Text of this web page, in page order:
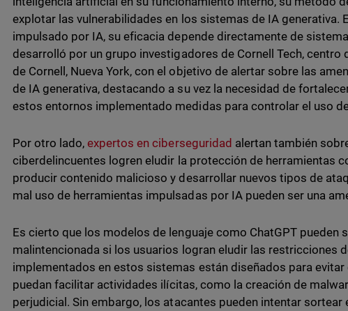
explotar las vulnerabilidades en los sistemas de IA generativa.
impulsado por IA, su eficacia depende directamente de
desarrolló por un grupo investigadores de Cornell Tech, centro
de Cornell, Nueva York, con el objetivo de alertar sobre las
de IA generativa, destacando a su vez la necesidad de
estos entornos implementado medidas para controlar el uso
Por otro lado,expertos en ciberseguridad alertan también
ciberdelincuentes logren eludir la protección de herramientas
producir contenido malicioso y desarrollar nuevos tipos de
mal uso de herramientas impulsadas por IA pueden ser una
Es cierto que los modelos de lenguaje como ChatGPT pueden
malintencionada si los usuarios logran eludir las restricciones
implementados en estos sistemas están diseñados para evitar
puedan facilitar actividades ilícitas, como la creación de
perjudicial. Sin embargo, los atacantes pueden intentar